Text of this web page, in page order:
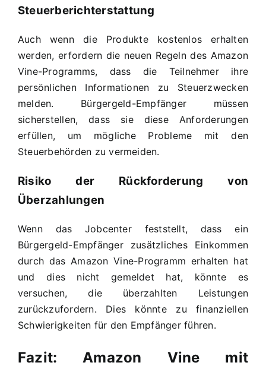
Steuerberichterstattung
Auch wenn die Produkte kostenlos erhalten
werden, erfordern die neuen Regeln des Amazon
Vine-Programms, dass die Teilnehmer ihre
persönlichen Informationen zu Steuerzwecken
melden. Bürgergeld-Empfänger müssen
sicherstellen, dass sie diese Anforderungen
erfüllen, um mögliche Probleme mit den
Steuerbehörden zu vermeiden.
Risiko der Rückforderung von
Überzahlungen
Wenn das Jobcenter feststellt, dass ein
Bürgergeld-Empfänger zusätzliches Einkommen
durch das Amazon Vine-Programm erhalten hat
und dies nicht gemeldet hat, könnte es
versuchen, die überzahlten Leistungen
zurückzufordern. Dies könnte zu finanziellen
Schwierigkeiten für den Empfänger führen.
Fazit: Amazon Vine mit